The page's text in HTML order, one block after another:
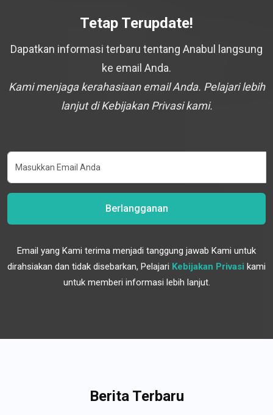
Tetap Terupdate!
Dapatkan informasi terbaru tentang Anabul langsung
ke email Anda.
Kami menjaga kerahasiaan email Anda. Pelajari lebih
lanjut di Kebijakan Privasi kami.
Berlangganan
Email yang Kami terima menjadi tanggung jawab Kami untuk
dirahsiakan dan tidak disebarkan, Pelajari Kebijakan Privasi kami
untuk memberi informasi lebih lanjut.
Berita Terbaru